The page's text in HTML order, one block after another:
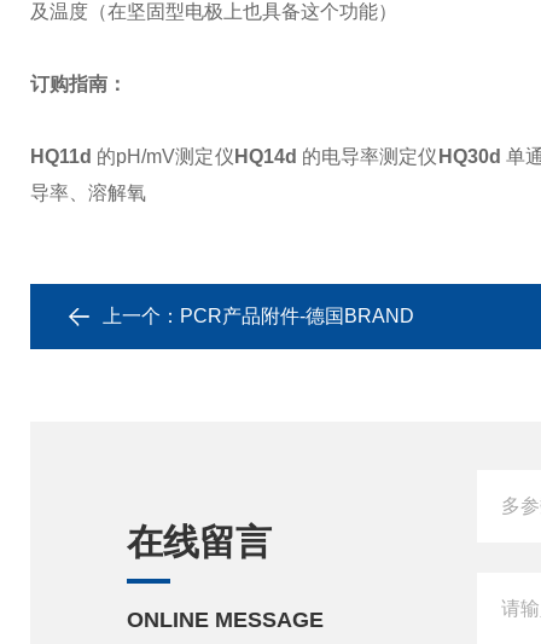
及温度（在坚固型电极上也具备这个功能）
订购指南：
HQ11d 的pH/mV测定仪 HQ14d 的电导率测定仪 HQ30d 单
导率、溶解氧
上一个： PCR产品附件-德国BRAND
在线留言
ONLINE MESSAGE